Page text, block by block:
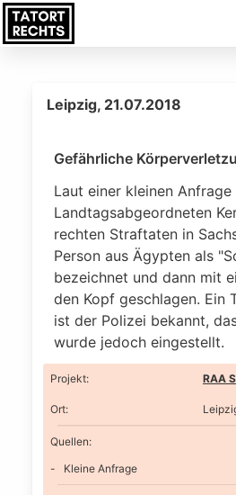
Leipzig, 21.07.2018
Gefährliche
Laut einer kleinen Anfrage
Landtagsabgeordneten
rechten Straftaten in
Person aus Ägypten als
bezeichnet und dann mit
den Kopf geschlagen. Ein
ist der Polizei bekannt,
wurde jedoch eingestellt.
Projekt: RAA
Ort:
Quellen:
Kleine Anfrage